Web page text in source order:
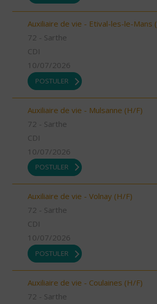
Auxiliaire de vie - Etival-les-le-Mans
72 - Sarthe
CDI
10/07/2026
POSTULER
Auxiliaire de vie - Mulsanne (H/F)
72 - Sarthe
CDI
10/07/2026
POSTULER
Auxiliaire de vie - Volnay (H/F)
72 - Sarthe
CDI
10/07/2026
POSTULER
Auxiliaire de vie - Coulaines (H/F)
72 - Sarthe